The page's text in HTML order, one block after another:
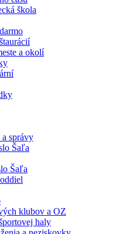
škola
a okolí
správy
Šaľa
Šaľa
klubov a OZ
haly